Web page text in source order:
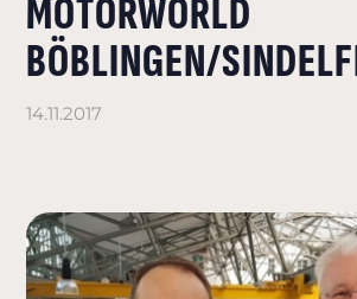
MOTORWORLD
BÖBLINGEN/
14.11.2017